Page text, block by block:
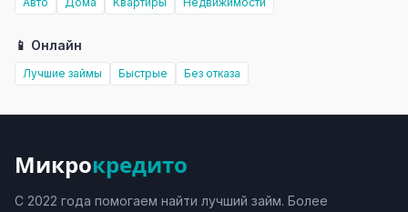
📱 Онлайн
Лучшие займы Быстрые Без отказа
Микрокредито
С 2022 года помогаем найти лучший займ. Более